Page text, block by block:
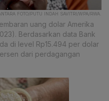
FOTO/PUTU INDAH SAVITRI/WPA/RWA.
uang dolar Amerika
Berdasarkan data Bank
di level Rp15.494 per dolar
dari perdagangan